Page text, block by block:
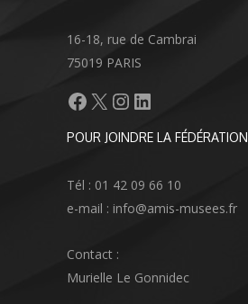
16-18, rue de Cambrai
75019 PARIS
Facebook
X Instagram
LinkedIn
POUR JOINDRE LA FÉDÉRATION
Tél : 01 42 09 66 10
e-mail : info@amis-musees.fr
Contact :
Murielle Le Gonnidec